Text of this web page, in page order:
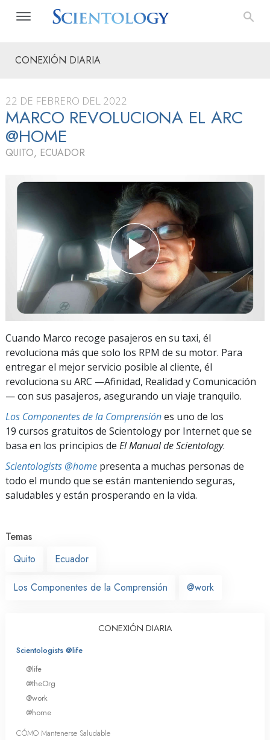
CONEXIÓN DIARIA
22 DE FEBRERO DEL 2022
MARCO REVOLUCIONA EL ARC
@HOME
QUITO, ECUADOR
Cuando Marco recoge pasajeros en su taxi, él
revoluciona más que solo los RPM de su motor. Para
entregar el mejor servicio posible al cliente, él
revoluciona su ARC —Afinidad, Realidad y Comunicación
— con sus pasajeros, asegurando un viaje tranquilo.
Los Componentes de la Comprensiónes uno de los
19 cursos gratuitos de Scientology por Internet que se
basa en los principios de El Manual de Scientology.
Scientologists @home presenta a muchas personas de
todo el mundo que se están manteniendo seguras,
saludables y están prosperando en la vida.
Temas
Quito
Ecuador
Los Componentes de la Comprensión @work
CONEXIÓN DIARIA
Scientologists @life
@life
@theOrg
@work
@home
CÓMO Mantenerse Saludable